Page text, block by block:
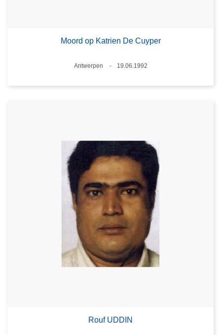
Moord op Katrien De Cuyper
Plaats
Antwerpen
19.06.1992
Rouf UDDIN